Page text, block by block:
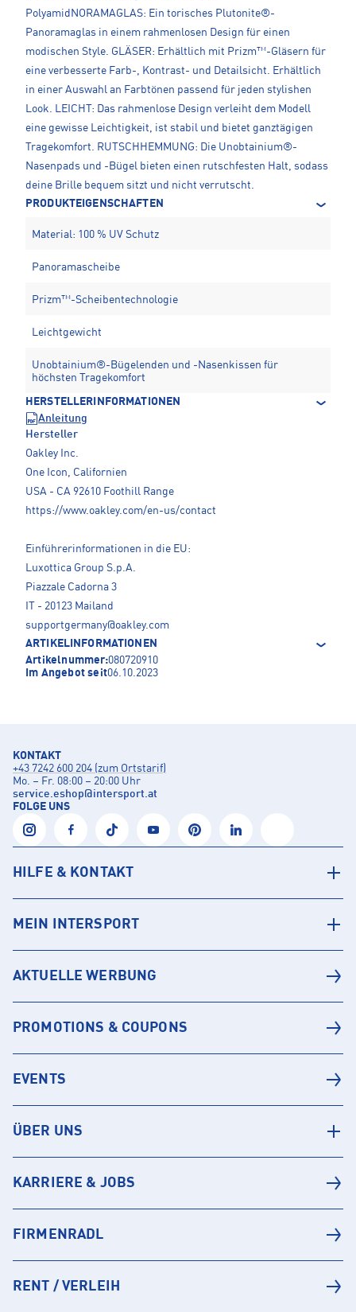
PolyamidNORAMAGLAS: Ein torisches Plutonite®-
Panoramaglas in einem rahmenlosen Design für einen
modischen Style. GLÄSER: Erhältlich mit Prizm™-Gläsern für
eine verbesserte Farb-, Kontrast- und Detailsicht. Erhältlich
in einer Auswahl an Farbtönen passend für jeden stylishen
Look. LEICHT: Das rahmenlose Design verleiht dem Modell
eine gewisse Leichtigkeit, ist stabil und bietet ganztägigen
Tragekomfort. RUTSCHHEMMUNG: Die Unobtainium®-
Nasenpads und -Bügel bieten einen rutschfesten Halt, sodass
deine Brille bequem sitzt und nicht verrutscht.
PRODUKTEIGENSCHAFTEN
Material: 100 % UV Schutz
Panoramascheibe
Prizm™-Scheibentechnologie
Leichtgewicht
Unobtainium®-Bügelenden und -Nasenkissen für
höchsten Tragekomfort
HERSTELLERINFORMATIONEN
Anleitung
Hersteller
Oakley Inc.
One Icon, Californien
USA - CA 92610 Foothill Range
https://www.oakley.com/en-us/contact
Einführerinformationen in die EU:
Luxottica Group S.p.A.
Piazzale Cadorna 3
IT - 20123 Mailand
supportgermany@oakley.com
ARTIKELINFORMATIONEN
Artikelnummer:080720910
Im Angebot seit06.10.2023
KONTAKT
+43 7242 600 204 (zum Ortstarif)
Mo. – Fr. 08:00 – 20:00 Uhr
service.eshop@intersport.at
FOLGE UNS
HILFE & KONTAKT
MEIN INTERSPORT
AKTUELLE WERBUNG
PROMOTIONS & COUPONS
EVENTS
ÜBER UNS
KARRIERE & JOBS
FIRMENRADL
RENT / VERLEIH